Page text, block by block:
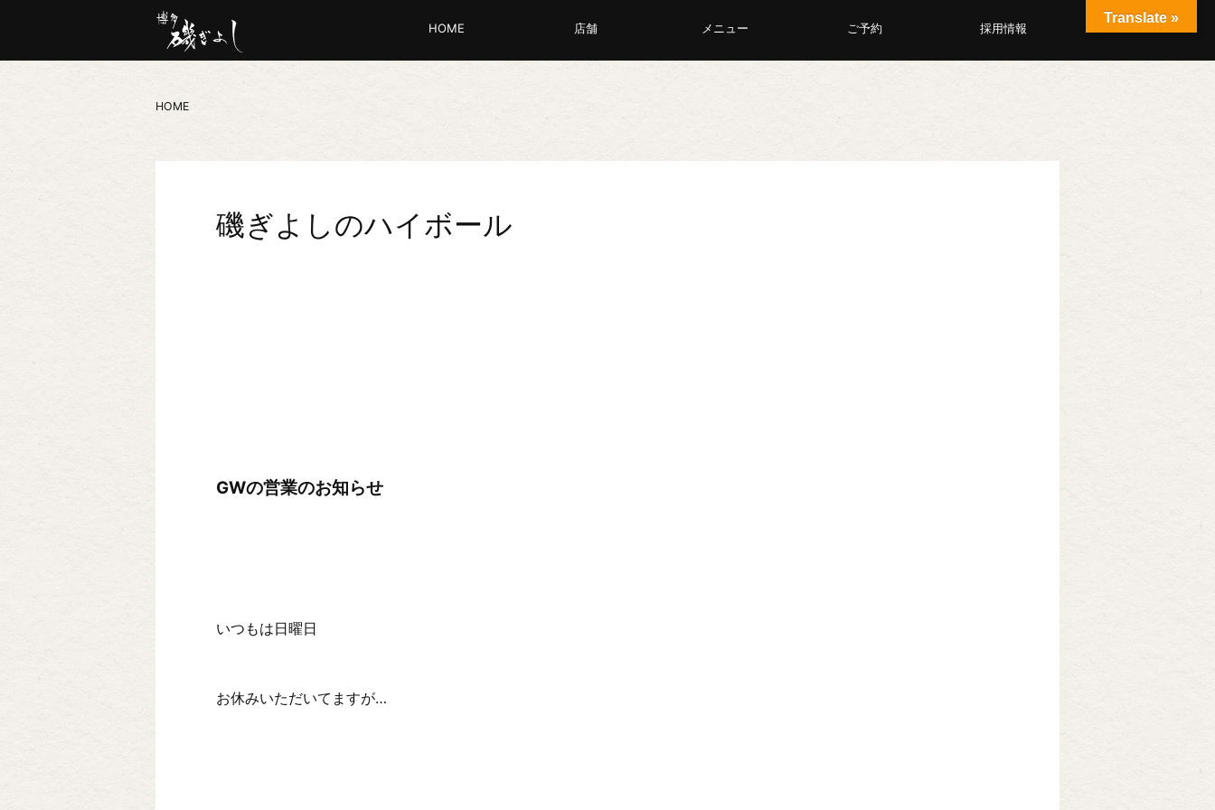
HOME 店舗 メニュー ご予約 採用情報
HOME
磯ぎよしのハイボール
GWの営業のお知らせ
いつもは日曜日
お休みいただいてますが…
Translate »